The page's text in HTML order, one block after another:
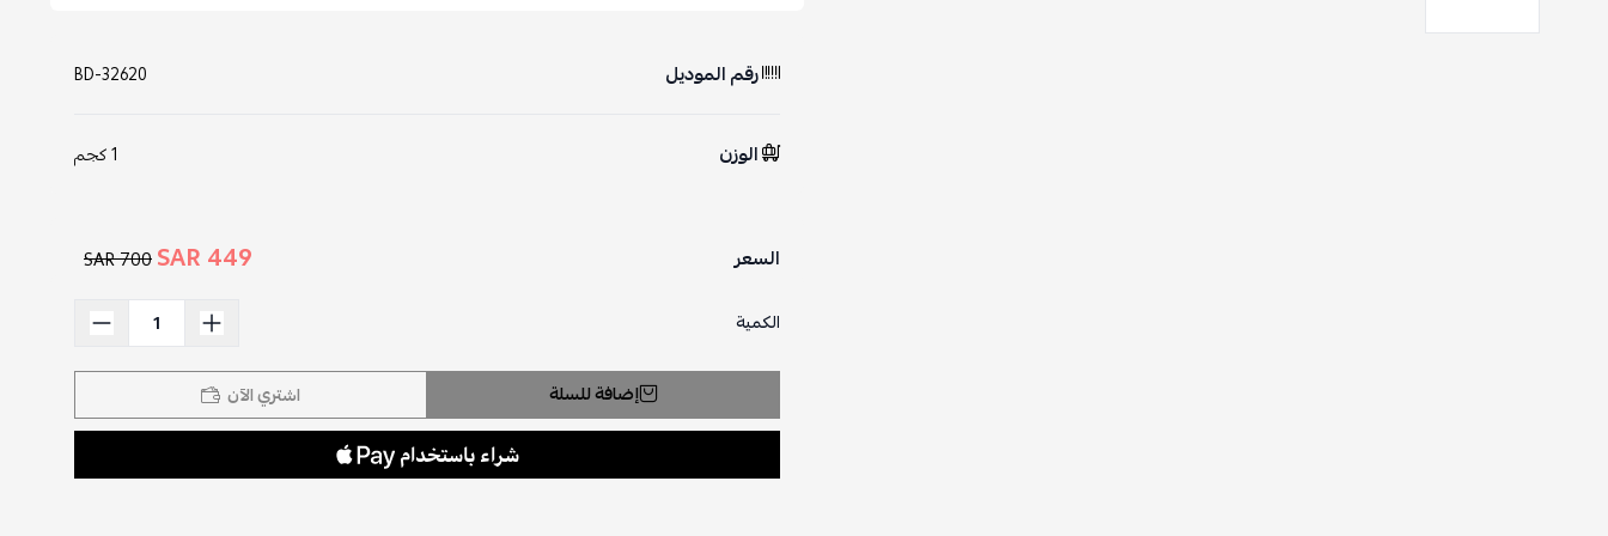
رقم الموديل BD-32620
الوزن 1 كجم
السعر 449 SAR
700 SAR
الكمية
إضافة للسلة اشتري الآن